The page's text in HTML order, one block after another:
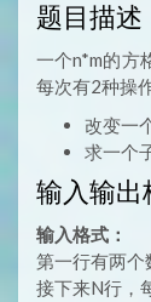
题目描述
一个n*m的方
每次有2种操
改变一
求一个
输入输出
输入格式：
第一行有两个
接下来N行，